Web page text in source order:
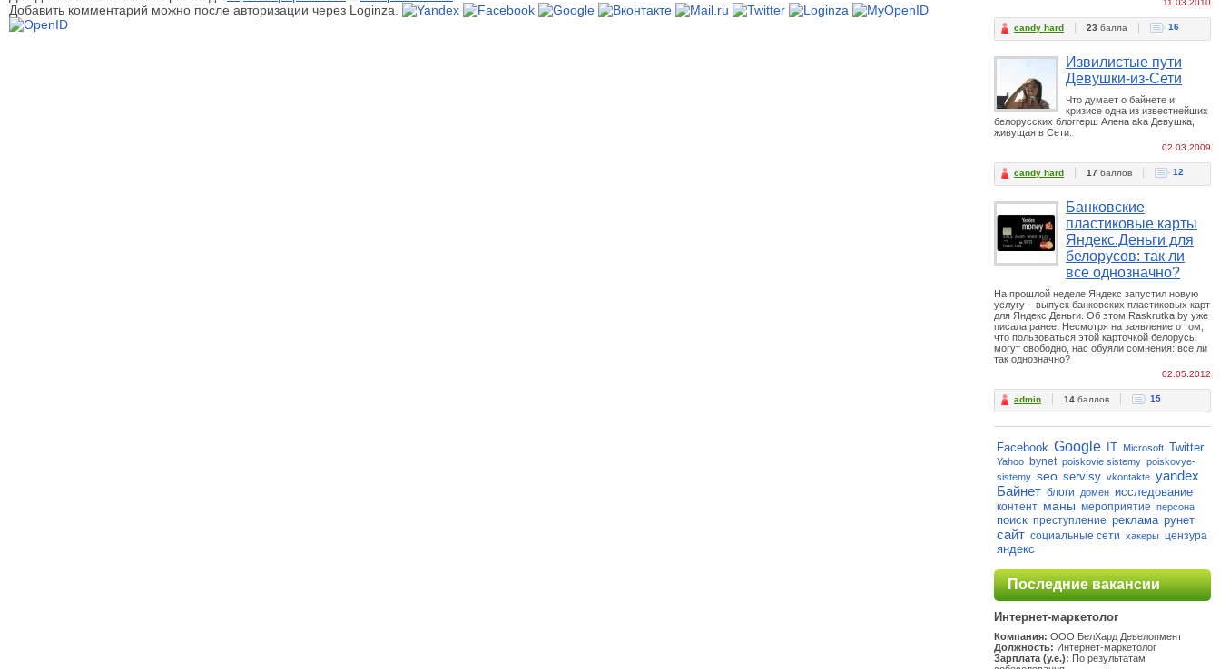
Добавить комментарий можно после авторизации через Loginza.
11.03.2010
candy hard 23 балла 16
Извилистые пути
Девушки-из-Сети
Что думает о байнете и
кризисе одна из известнейших
белорусских блоггерш Алена aka Девушка,
живущая в Сети.
02.03.2009
candy hard 17 баллов 12
Банковские
пластиковые карты
Яндекс.Деньги для
белорусов: так ли
все однозначно?
На прошлой неделе Яндекс запустил новую
услугу – выпуск банковских пластиковых карт
для Яндекс.Деньги. Об этом Raskrutka.by уже
писала ранее. Несмотря на заявление о том,
что пользоваться этой карточкой белорусы
могут свободно, нас обуяли сомнения: все ли
так однозначно?
02.05.2012
admin 14 баллов 15
Facebook Google IT Microsoft Twitter
Yahoo bynet poiskovie sistemy poiskovye-
sistemy seo servisy vkontakte yandex
Байнет блоги домен исследование
контент маны мероприятие персона
поиск преступление реклама рунет
сайт социальные сети хакеры цензура
яндекс
Последние вакансии
Интернет-маркетолог
Компания: ООО БелХард Девелопмент
Должность: Интернет-маркетолог
Зарплата (у.е.): По результатам